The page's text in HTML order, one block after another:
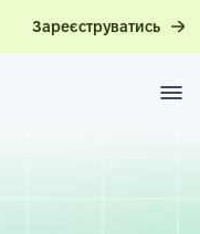
Зареєструватись